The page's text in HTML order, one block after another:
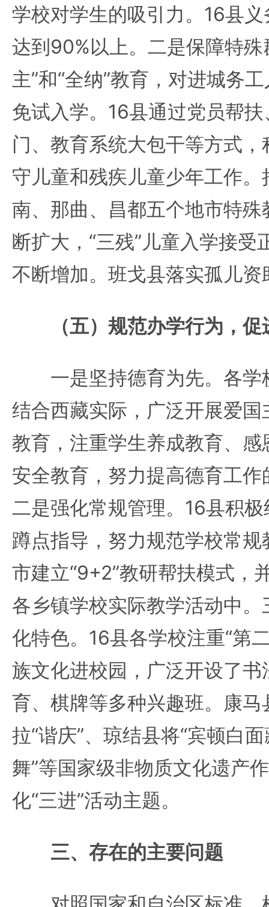
学校对学生的吸引力。16县
达到90%以上。二是保障特殊
主”和“全纳”教育，对进城务
免试入学。16县通过党员帮
门、教育系统大包干等方式
守儿童和残疾儿童少年工作
南、那曲、昌都五个地市特
断扩大，“三残”儿童入学接受
不断增加。班戈县落实孤儿
（五）规范办学行为，促
一是坚持德育为先。各学
结合西藏实际，广泛开展爱
教育，注重学生养成教育、
安全教育，努力提高德育工
二是强化常规管理。16县积
蹲点指导，努力规范学校常
市建立“9+2”教研帮扶模式，
各乡镇学校实际教学活动中
化特色。16县各学校注重“第
族文化进校园，广泛开设了
育、棋牌等多种兴趣班。康马
拉“谐庆”、琼结县将“宾顿白
舞”等国家级非物质文化遗产
化“三进”活动主题。
三、存在的主要问题